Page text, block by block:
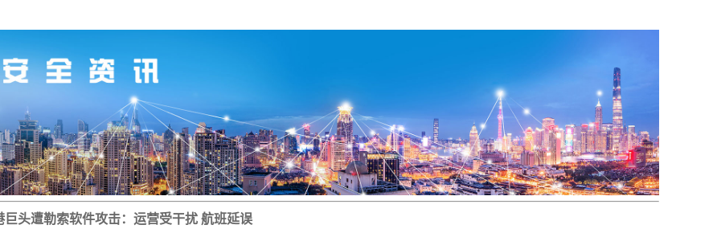
IDS（信创版）
WEB应用防火墙系
统（信创版）
安全运维管理系统
（信创版）
数据库审计系统
（信创版）
网络综合审计系统
（信创版）
网络脆弱性评估系
统（信创版）
主机监控与审计系
统（信创版）
打印刻录安全监控
与审计系统（信创
版）
服务器审计系统
（信创版）
主机文件监测系统
（信创版）
终端安全登录系统
（信创版）
存储介质消除系统
（信创版）
巨头遭勒索软件攻击：运营受干扰 航班延误